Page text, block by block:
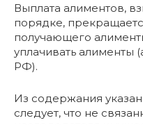
Выплата алиментов,
порядке,
получающего
уплачивать алименты
РФ).
Из содержания
следует, что не